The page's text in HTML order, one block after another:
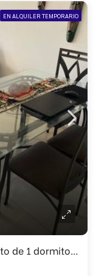
EN ALQUILER TEMPORARIO
Alquiler temporal apartamento de 1 dormitorio y medio, moderno!!